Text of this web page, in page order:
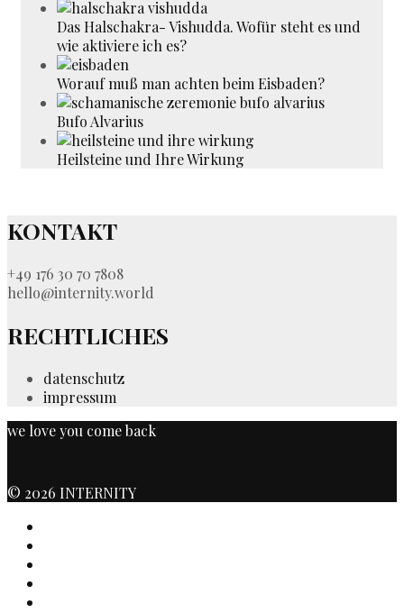
Das Halschakra- Vishudda. Wofür steht es und
wie aktiviere ich es?
Worauf muß man achten beim Eisbaden?
Bufo Alvarius
Heilsteine und Ihre Wirkung
KONTAKT
+49 176 30 70 7808
hello@internity.world
RECHTLICHES
datenschutz
impressum
we love you come back
© 2026 INTERNITY